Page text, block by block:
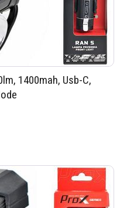
1400mah, Usb-C,